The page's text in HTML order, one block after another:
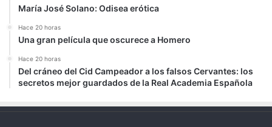
María José Solano: Odisea erótica
Hace 20 horas
Una gran película que oscurece a Homero
Hace 20 horas
Del cráneo del Cid Campeador a los falsos Cervantes: los
secretos mejor guardados de la Real Academia Española